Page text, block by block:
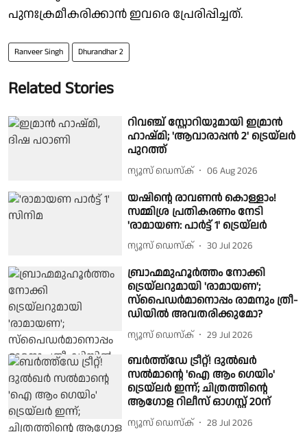
പുനഃക്രമീകരിക്കാൻ ഇവരെ പ്രേരിപ്പിച്ചത്.
Ranveer Singh Dhurandhar 2
Related Stories
റിവഞ്ച് സ്റ്റോറിയുമായി ഇമ്രാൻ
ഹാഷ്മി; 'ആവാരാപ്പൻ 2' ട്രെയ്‌ലർ
പുറത്ത്
ന്യൂസ് ഡെസ്ക് 06 Aug 2026
യഷിന്റെ രാവണൻ കൊള്ളാം!
സമ്മിശ്ര പ്രതികരണം നേടി
'രാമായണ: പാർട്ട് 1' ട്രെയ്‌ലർ
ന്യൂസ് ഡെസ്ക് 30 Jul 2026
ബ്രാഹ്മമുഹൂർത്തം നോക്കി
ട്രെയ്‌ലറുമായി 'രാമായണ';
സ്പൈഡർമാനൊപ്പം രാമനും ത്രീ-
ഡിയിൽ അവതരിക്കുമോ?
ന്യൂസ് ഡെസ്ക് 29 Jul 2026
ബർത്ത്ഡേ ട്രീറ്റ്! ദുൽഖർ
സൽമാന്റെ 'ഐ ആം ഗെയിം'
ട്രെയ്‌ലർ ഇന്ന്; ചിത്രത്തിന്റെ
ആഗോള റിലീസ് ഓഗസ്റ്റ് 20ന്
ന്യൂസ് ഡെസ്ക് 28 Jul 2026